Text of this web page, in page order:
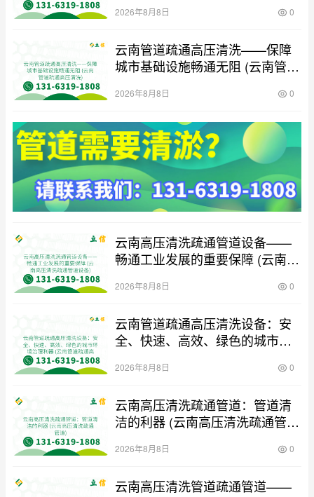
2026年8月8日 0
云南管道疏通高压清洗——保障
城市基础设施畅通无阻 (云南管道
2026年8月8日 0
云南高压清洗疏通管道设备——
畅通工业发展的重要保障 (云南高
2026年8月8日 0
云南管道疏通高压清洗设备：安
全、快速、高效、绿色的城市环
洗设备)
2026年8月8日 0
云南高压清洗疏通管道：管道清
洁的利器 (云南高压清洗疏通管
2026年8月8日 0
云南高压清洗管道疏通管道——